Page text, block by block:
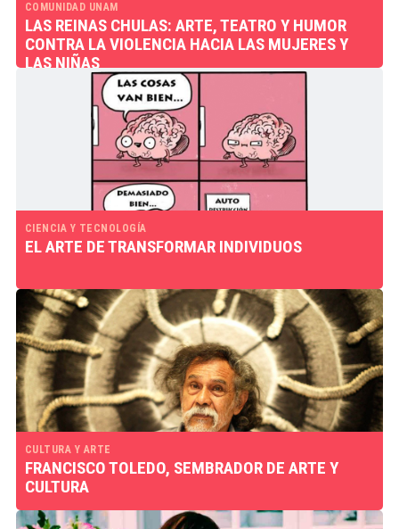
COMUNIDAD UNAM
LAS REINAS CHULAS: ARTE, TEATRO Y HUMOR
CONTRA LA VIOLENCIA HACIA LAS MUJERES Y
LAS NIÑAS
CIENCIA Y TECNOLOGÍA
EL ARTE DE TRANSFORMAR INDIVIDUOS
CULTURA Y ARTE
FRANCISCO TOLEDO, SEMBRADOR DE ARTE Y
CULTURA